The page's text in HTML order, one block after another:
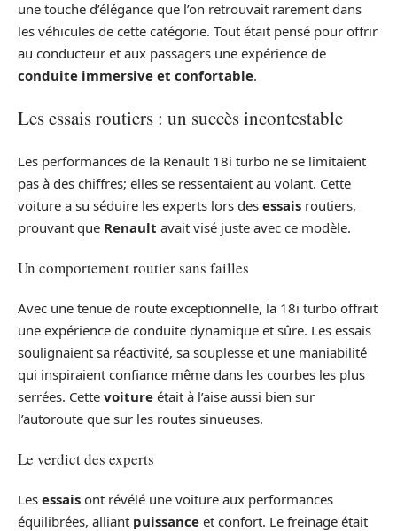
une touche d’élégance que l’on retrouvait rarement dans
les véhicules de cette catégorie. Tout était pensé pour offrir
au conducteur et aux passagers une expérience de
conduite immersive et confortable.
Les essais routiers : un succès incontestable
Les performances de la Renault 18i turbo ne se limitaient
pas à des chiffres; elles se ressentaient au volant. Cette
voiture a su séduire les experts lors des essais routiers,
prouvant que Renault avait visé juste avec ce modèle.
Un comportement routier sans failles
Avec une tenue de route exceptionnelle, la 18i turbo offrait
une expérience de conduite dynamique et sûre. Les essais
soulignaient sa réactivité, sa souplesse et une maniabilité
qui inspiraient confiance même dans les courbes les plus
serrées. Cette voiture était à l’aise aussi bien sur
l’autoroute que sur les routes sinueuses.
Le verdict des experts
Les essais ont révélé une voiture aux performances
équilibrées, alliant puissance et confort. Le freinage était